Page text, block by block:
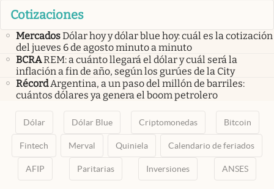
Cotizaciones
MercadosDólar hoy y dólar blue hoy: cuál es la cotización
del jueves 6 de agosto minuto a minuto
BCRAREM: a cuánto llegará el dólar y cuál será la
inflación a fin de año, según los gurúes de la City
RécordArgentina, a un paso del millón de barriles:
cuántos dólares ya genera el boom petrolero
Dólar Dólar Blue Criptomonedas Bitcoin
Fintech Merval Quiniela Calendario de feriados
AFIP Paritarias Inversiones ANSES